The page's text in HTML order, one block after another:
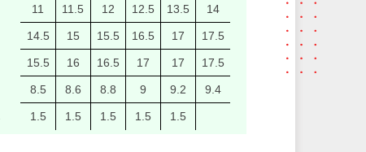
11 11.5 12 12.5 13.5
14
14.5 15 15.5 16.5 17
17.5
15.5 16 16.5 17 17
17.5
8.5 8.6 8.8 9 9.2
9.4
1.5 1.5 1.5 1.5 1.5